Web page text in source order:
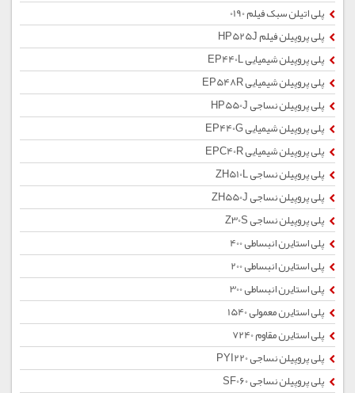
پلی اتیلن سبک فیلم 0190
پلی پروپیلن فیلم HP525J
پلی پروپیلن شیمیایی EP440L
پلی پروپیلن شیمیایی EP548R
پلی پروپیلن نساجی HP550J
پلی پروپیلن شیمیایی EP440G
پلی پروپیلن شیمیایی EPC40R
پلی پروپیلن نساجی ZH510L
پلی پروپیلن نساجی ZH550J
پلی پروپیلن نساجی Z30S
پلی استایرن انبساطی 400
پلی استایرن انبساطی 200
پلی استایرن انبساطی 300
پلی استایرن معمولی 1540
پلی استایرن مقاوم 7240
پلی پروپیلن نساجی PYI220
پلی پروپیلن نساجی SF060